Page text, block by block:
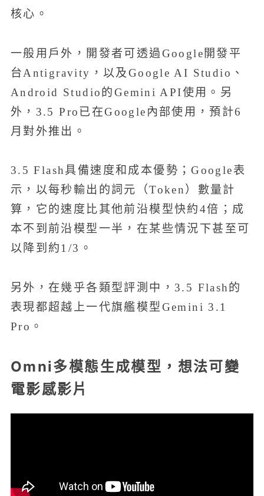
核心。
一般用戶外，開發者可透過Google開發平
台Antigravity，以及Google AI Studio、
Android Studio的Gemini API使用。另
外，3.5 Pro已在Google內部使用，預計6
月對外推出。
3.5 Flash具備速度和成本優勢；Google表
示，以每秒輸出的詞元（Token）數量計
算，它的速度比其他前沿模型快約4倍；成
本不到前沿模型一半，在某些情況下甚至可
以降到約1/3。
另外，在幾乎各類型評測中，3.5 Flash的
表現都超越上一代旗艦模型Gemini 3.1
Pro。
Omni多模態生成模型，想法可變
電影感影片